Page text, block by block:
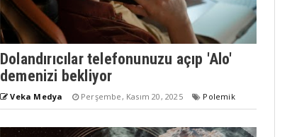
Dolandırıcılar telefonunuzu açıp 'Alo'
demenizi bekliyor
Veka Medya Perşembe, Kasım 20, 2025 Polemik